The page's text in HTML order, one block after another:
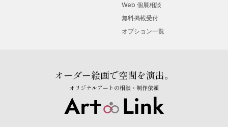
Web 個展相談
無料掲載受付
オプション一覧
オーダー絵画で空間を演出。
オリジナルアートの相談・制作依頼